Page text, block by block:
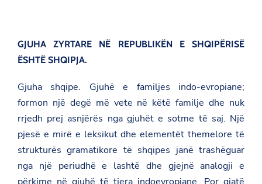
GJUHA ZYRTARE NË REPUBLIKËN E SHQIPËRISË
ËSHTË SHQIPJA.
Gjuha shqipe. Gjuhë e familjes indo-evropiane;
formon një degë më vete në këtë familje dhe nuk
rrjedh prej asnjërës nga gjuhët e sotme të saj. Një
pjesë e mirë e leksikut dhe elementët themelore të
strukturës gramatikore të shqipes janë trashëguar
nga një periudhë e lashtë dhe gjejnë analogji e